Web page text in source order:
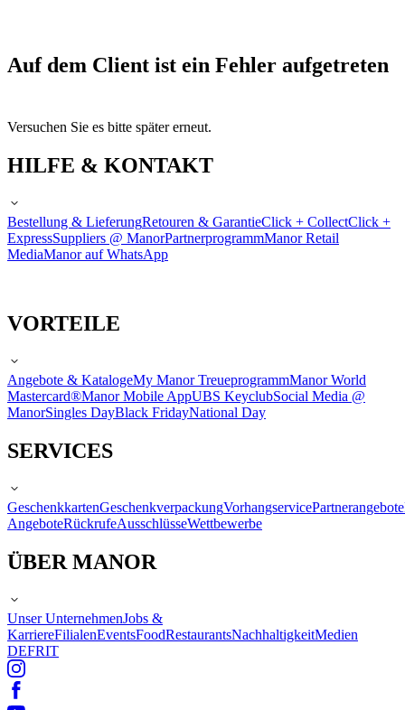
Auf dem Client ist ein Fehler aufgetreten
Versuchen Sie es bitte später erneut.
HILFE & KONTAKT
Bestellung & LieferungRetouren & GarantieClick + CollectClick +
ExpressSuppliers @ ManorPartnerprogrammManor Retail
MediaManor auf WhatsApp
VORTEILE
Angebote & KatalogeMy Manor TreueprogrammManor World
Mastercard®Manor Mobile AppUBS KeyclubSocial Media @
ManorSingles DayBlack FridayNational Day
SERVICES
GeschenkkartenGeschenkverpackungVorhangservicePartnerangebote
AngeboteRückrufeAusschlüsseWettbewerbe
ÜBER MANOR
Unser UnternehmenJobs &
KarriereFilialenEventsFoodRestaurantsNachhaltigkeitMedien
DEFRIT